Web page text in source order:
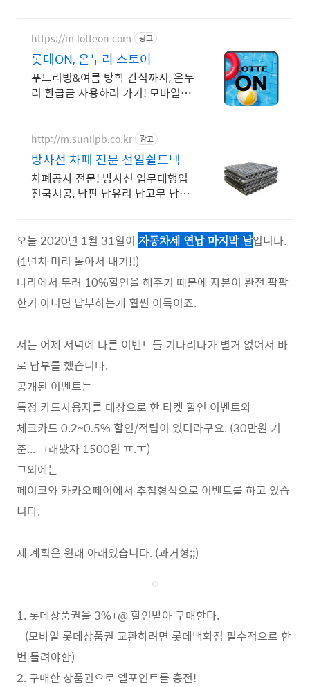
https://m.lotteon.com 광고
롯데ON, 온누리 스토어
푸드리빙&여름 방학 간식까지, 온누
리 환급금 사용하러 가기! 모바일에
http://m.sunilpb.co.kr 광고
방사선 차폐 전문 선일쉴드텍
차폐공사 전문! 방사선 업무대행업
전국시공, 납판 납유리 납고무 납아
오늘 2020년 1월 31일이 자동차세 연납 마지막 날입니다.
(1년치 미리 몰아서 내기!!)
나라에서 무려 10%할인을 해주기 때문에 자본이 완전 팍팍
한거 아니면 납부하는게 훨씬 이득이죠.
저는 어제 저녁에 다른 이벤트들 기다리다가 별거 없어서 바
로 납부를 했습니다.
공개된 이벤트는
특정 카드사용자를 대상으로 한 타켓 할인 이벤트와
체크카드 0.2~0.5% 할인/적립이 있더라구요. (30만원 기
준... 그래봤자 1500원 ㅠ.ㅜ)
그외에는
페이코와 카카오페이에서 추첨형식으로 이벤트를 하고 있습
니다.
제 계획은 원래 아래였습니다. (과거형;;)
1. 롯데상품권을 3%+@ 할인받아 구매한다.
(모바일 롯데상품권 교환하려면 롯데백화점 필수적으로 한
번 들려야함)
2. 구매한 상품권으로 엘포인트를 충전!